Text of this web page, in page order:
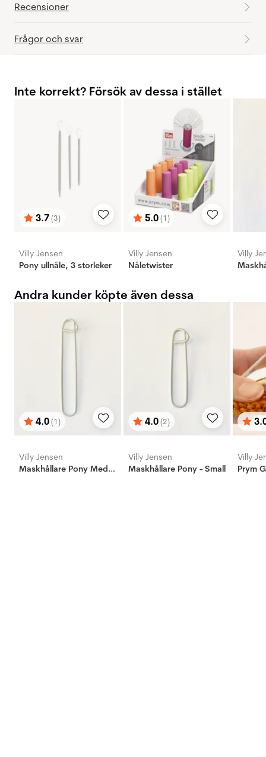
Recensioner
Frågor och svar
Inte korrekt? Försök av dessa i stället
Betyg:
3.7(3)
utav 5 stjärnor
Villy Jensen
Pony ullnåle, 3 storleker
Betyg:
5.0(1)
utav 5 stjärnor
Villy Jensen
Nåletwister
Villy
Andra kunder köpte även dessa
Betyg:
4.0(1)
utav 5 stjärnor
Villy Jensen
Maskhållare Pony Medium
Betyg:
4.0(2)
utav 5 stjärnor
Villy Jensen
Maskhållare Pony - Small
utav
Villy
Prym